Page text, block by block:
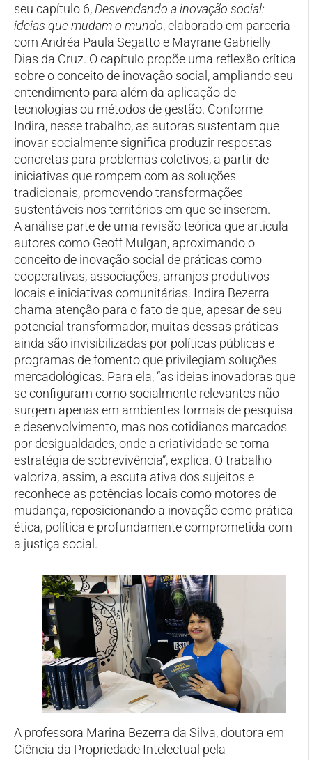
seu capítulo 6, Desvendando a inovação social:
ideias que mudam o mundo, elaborado em parceria
com Andréa Paula Segatto e Mayrane Gabrielly
Dias da Cruz. O capítulo propõe uma reflexão crítica
sobre o conceito de inovação social, ampliando seu
entendimento para além da aplicação de
tecnologias ou métodos de gestão. Conforme
Indira, nesse trabalho, as autoras sustentam que
inovar socialmente significa produzir respostas
concretas para problemas coletivos, a partir de
iniciativas que rompem com as soluções
tradicionais, promovendo transformações
sustentáveis nos territórios em que se inserem.
A análise parte de uma revisão teórica que articula
autores como Geoff Mulgan, aproximando o
conceito de inovação social de práticas como
cooperativas, associações, arranjos produtivos
locais e iniciativas comunitárias. Indira Bezerra
chama atenção para o fato de que, apesar de seu
potencial transformador, muitas dessas práticas
ainda são invisibilizadas por políticas públicas e
programas de fomento que privilegiam soluções
mercadológicas. Para ela, “as ideias inovadoras que
se configuram como socialmente relevantes não
surgem apenas em ambientes formais de pesquisa
e desenvolvimento, mas nos cotidianos marcados
por desigualdades, onde a criatividade se torna
estratégia de sobrevivência”, explica. O trabalho
valoriza, assim, a escuta ativa dos sujeitos e
reconhece as potências locais como motores de
mudança, reposicionando a inovação como prática
ética, política e profundamente comprometida com
a justiça social.
A professora Marina Bezerra da Silva, doutora em
Ciência da Propriedade Intelectual pela